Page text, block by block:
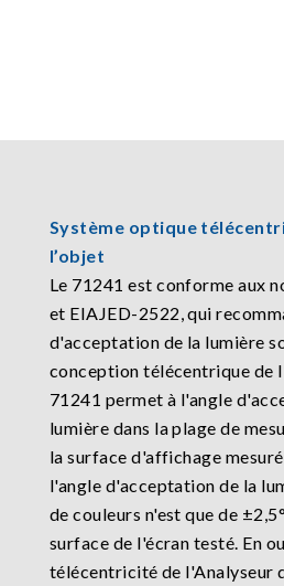
Système optique
l’objet
Le 71241 est conforme aux
et EIAJED-2522, qui
d'acceptation de la lumière
conception télécentrique de
71241 permet à l'angle
lumière dans la plage de
la surface d'affichage
l'angle d'acceptation de la
de couleurs n'est que de
surface de l'écran testé. En
télécentricité de l'Analyseur